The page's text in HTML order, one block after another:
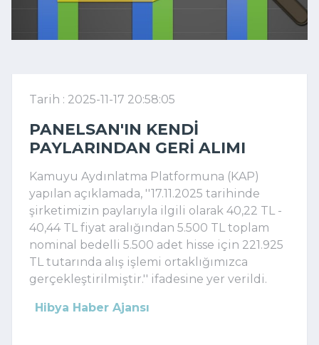
Tarih : 2025-11-17 20:58:05
PANELSAN'IN KENDI
PAYLARINDAN GERI ALIMI
Kamuyu Aydınlatma Platformuna (KAP)
yapılan açıklamada, ''17.11.2025 tarihinde
şirketimizin paylarıyla ilgili olarak 40,22 TL -
40,44 TL fiyat aralığından 5.500 TL toplam
nominal bedelli 5.500 adet hisse için 221.925
TL tutarında alış işlemi ortaklığımızca
gerçekleştirilmiştir.'' ifadesine yer verildi.
Hibya Haber Ajansı